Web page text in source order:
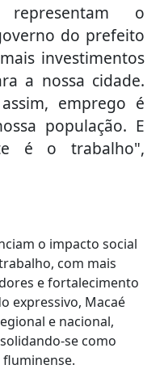
o
do prefeito
investimentos
a nossa cidade.
emprego é
população. E
é o trabalho",
o impacto social
com mais
e fortalecimento
expressivo, Macaé
e nacional,
se como